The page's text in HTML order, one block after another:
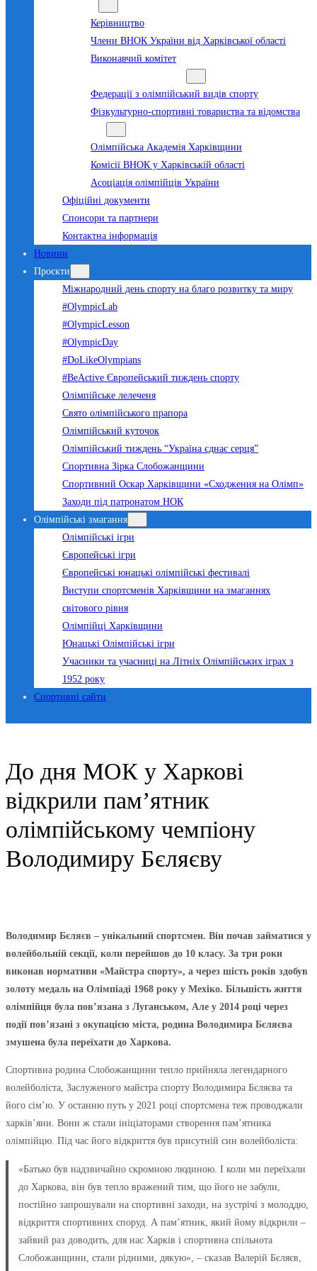
Керівництво
Члени ВНОК України від Харківської області
Виконавчий комітет
Федерації з олімпійський видів спорту
Фізкультурно-спортивні товариства та відомства
Олімпійська Академія Харківщини
Комісії ВНОК у Харківській області
Асоціація олімпійців України
Офіційні документи
Спонсори та партнери
Контактна інформація
Новини
Проєкти
Міжнародний день спорту на благо розвитку та миру
#OlympicLab
#OlympicLesson
#OlympicDay
#DoLikeOlympians
#BeActive Європейський тиждень спорту
Олімпійське лелеченя
Свято олімпійського прапора
Олімпійський куточок
Олімпійський тиждень “Україна єднає серця”
Спортивна Зірка Слобожанщини
Спортивний Оскар Харківщини «Сходження на Олімп»
Заходи під патронатом НОК
Олімпійські змагання
Олімпійські ігри
Європейські ігри
Європейські юнацькі олімпійські фестивалі
Виступи спортсменів Харківщини на змаганнях
світового рівня
Олімпійці Харківщини
Юнацькі Олімпійські ігри
Учасники та учасниці на Літніх Олімпійських іграх з
1952 року
Спортивні сайти
До дня МОК у Харкові
відкрили пам’ятник
олімпійському чемпіону
Володимиру Бєляєву
Володимир Бєляєв – унікальний спортсмен. Він почав займатися у
волейбольній секції, коли перейшов до 10 класу. За три роки
виконав нормативи «Майстра спорту», а через шість років здобув
золоту медаль на Олімпіаді 1968 року у Мехіко. Більшість життя
олімпійця була пов’язана з Луганськом, Але у 2014 році через
події пов’язані з окупацією міста, родина Володимира Бєляєва
змушена була переїхати до Харкова.
Спортивна родина Слобожанщини тепло прийняла легендарного
волейболіста, Заслуженого майстра спорту Володимира Бєляєва та
його сім’ю. У останню путь у 2021 році спортсмена теж проводжали
харків’яни. Вони ж стали ініціаторами створення пам’ятника
олімпійцю. Під час його відкриття був присутній син волейболіста:
«Батько був надзвичайно скромною людиною. І коли ми переїхали
до Харкова, він був тепло вражений тим, що його не забули,
постійно запрошували на спортивні заходи, на зустрічі з молоддю,
відкриття спортивних споруд. А пам’ятник, який йому відкрили –
зайвий раз доводить, для нас Харків і спортивна спільнота
Слобожанщини, стали рідними, дякую», – сказав Валерій Бєляєв,